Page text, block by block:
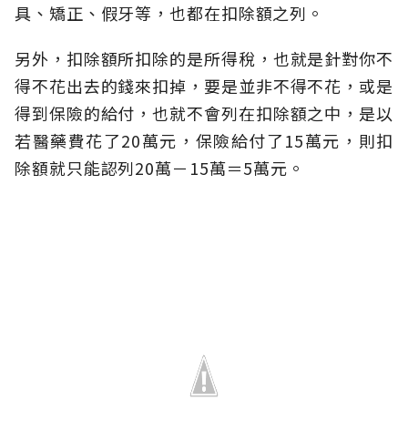
具、矯正、假牙等，也都在扣除額之列。
另外，扣除額所扣除的是所得稅，也就是針對你不
得不花出去的錢來扣掉，要是並非不得不花，或是
得到保險的給付，也就不會列在扣除額之中，是以
若醫藥費花了20萬元，保險給付了15萬元，則扣
除額就只能認列20萬－15萬＝5萬元。